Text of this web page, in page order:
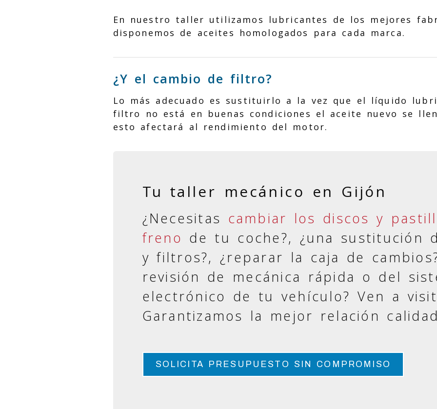
En nuestro taller utilizamos lubricantes de los mejores
disponemos de aceites homologados para cada marca.
¿Y el cambio de filtro?
Lo más adecuado es sustituirlo a la vez que el líquido
filtro no está en buenas condiciones el aceite nuevo se
esto afectará al rendimiento del motor.
Tu taller mecánico en Gijón
¿Necesitas cambiar los discos y
freno de tu coche?, ¿una sustitución
y filtros?, ¿reparar la caja de
revisión de mecánica rápida o del
electrónico de tu vehículo? Ven a
Garantizamos la mejor relación
SOLICITA PRESUPUESTO SIN COMPROMISO